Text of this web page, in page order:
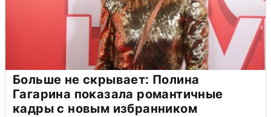
Больше не скрывает: Полина
Гагарина показала романтичные
кадры с новым избранником